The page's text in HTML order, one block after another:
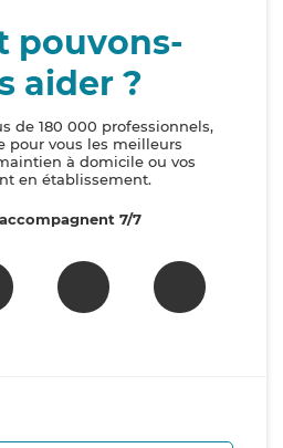
pouvons-
aider ?
de 180 000 professionnels,
pour vous les meilleurs
à domicile ou vos
en établissement.
7/7